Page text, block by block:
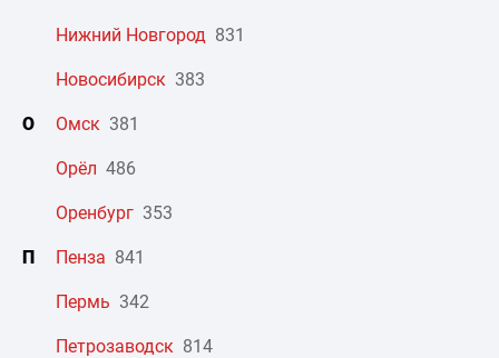
Нижний Новгород 831
Новосибирск 383
О Омск 381
Орёл 486
Оренбург 353
П Пенза 841
Пермь 342
Петрозаводск 814